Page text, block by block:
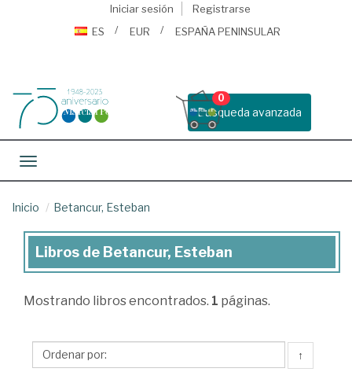
Iniciar sesión
Registrarse
ES
EUR ESPAÑA PENINSULAR
Busqueda avanzada
0
Toggle navigation
Inicio Betancur, Esteban
Libros
Betancur,
Libros de Betancur, Esteban
Mostrando libros encontrados. 1 páginas.
↑